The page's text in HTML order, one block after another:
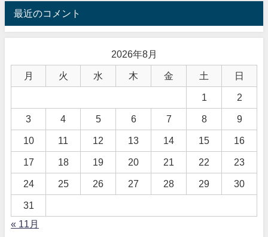
最近のコメント
2026年8月
月 火 水 木 金 土 日
1 2
3 4 5 6 7 8 9
10 11 12 13 14 15 16
17 18 19 20 21 22 23
24 25 26 27 28 29 30
31
« 11月